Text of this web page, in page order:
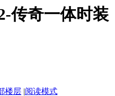
传奇一体时装
楼层 |阅读模式